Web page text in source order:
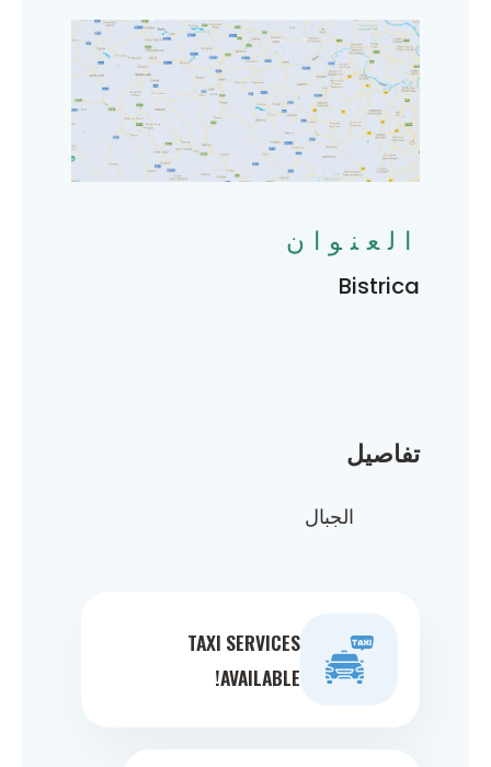
تفاصيل
الجبال
TAXI SERVICES
AVAILABLE!
العنوان
Bistrica